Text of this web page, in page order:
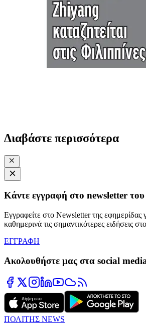
Διαβάστε περισσότερα
Κάντε εγγραφή στο newsletter
Εγγραφείτε στο Newsletter της εφημερίδας
καθημερινά τις σημαντικότερες ειδήσεις
ΕΓΓΡΑΦΗ
Ακολουθήστε μας στα social
ΠΟΛΙΤΗΣ NEWS